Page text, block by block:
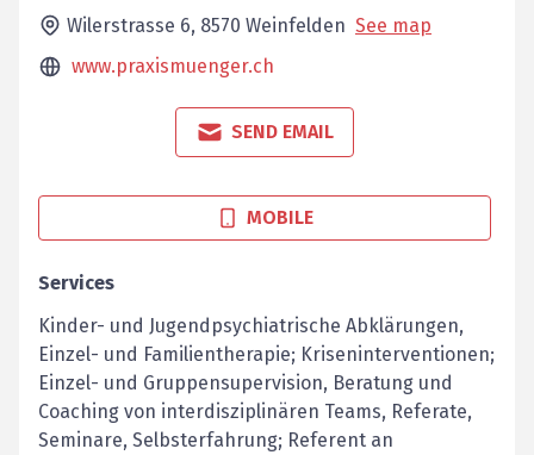
Wilerstrasse 6, 8570 Weinfelden See map
www.praxismuenger.ch
SEND EMAIL
MOBILE
Services
Kinder- und Jugendpsychiatrische Abklärungen,
Einzel- und Familientherapie; Kriseninterventionen;
Einzel- und Gruppensupervision, Beratung und
Coaching von interdisziplinären Teams, Referate,
Seminare, Selbsterfahrung; Referent an